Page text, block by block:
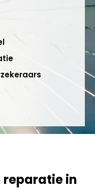
reparatie in